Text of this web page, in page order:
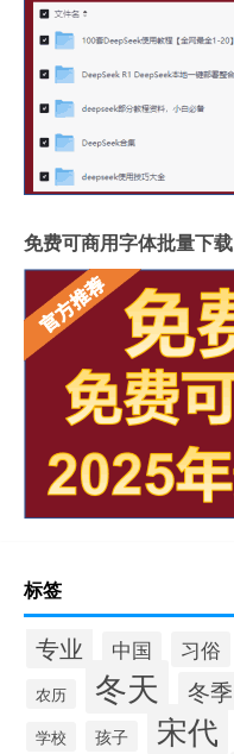
免费可商用字体批量下载
标签
专业 中国 习俗
农历 冬天 冬季
学校 孩子 宋代